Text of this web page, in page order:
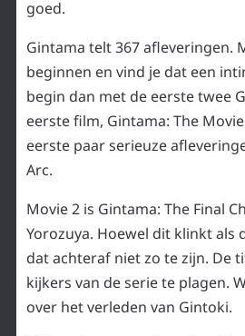
goed.
Gintama telt 367 afleveringen.
beginnen en vind je dat een
begin dan met de eerste twee
eerste film, Gintama: The
eerste paar serieuze
Arc.
Movie 2 is Gintama: The Final
Yorozuya. Hoewel dit klinkt als
dat achteraf niet zo te zijn. De
kijkers van de serie te plagen.
over het verleden van Gintoki.